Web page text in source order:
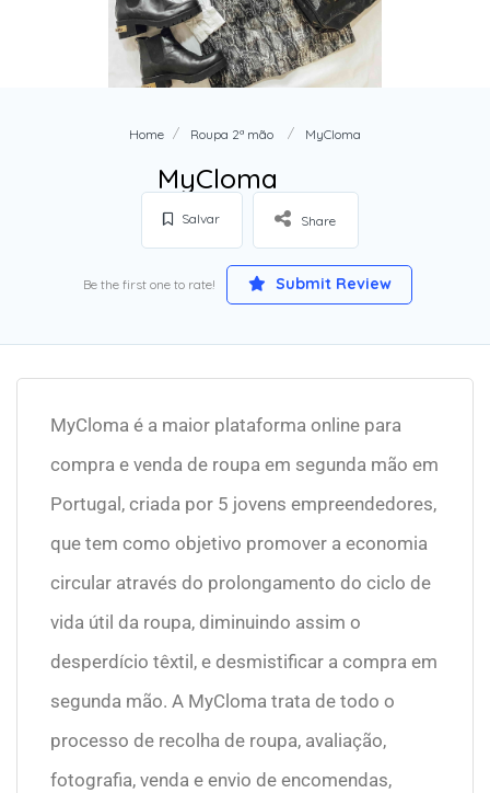
Home Roupa 2ª mão MyCloma
MyCloma
Salvar Share
Be the first one to rate! Submit Review
MyCloma é a maior plataforma online para
compra e venda de roupa em segunda mão em
Portugal, criada por 5 jovens empreendedores,
que tem como objetivo promover a economia
circular através do prolongamento do ciclo de
vida útil da roupa, diminuindo assim o
desperdício têxtil, e desmistificar a compra em
segunda mão. A MyCloma trata de todo o
processo de recolha de roupa, avaliação,
fotografia, venda e envio de encomendas,